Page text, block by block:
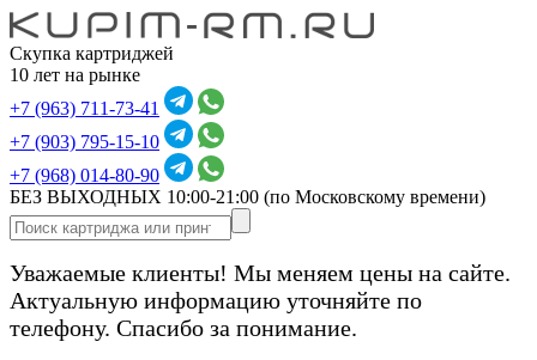
Скупка картриджей
10 лет на рынке
+7 (963) 711-73-41
+7 (903) 795-15-10
+7 (968) 014-80-90
БЕЗ ВЫХОДНЫХ 10:00-21:00 (по Московскому времени)
Уважаемые клиенты! Мы меняем цены на сайте.
Актуальную информацию уточняйте по
телефону. Спасибо за понимание.